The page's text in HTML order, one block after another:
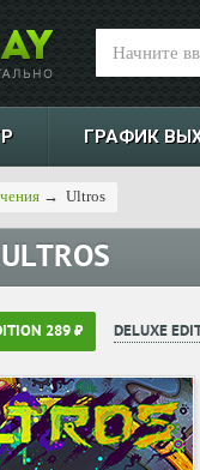
ГРАФИК
→ Ultros
ULTROS
289 ₽ DELUXE